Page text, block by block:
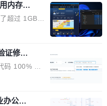
原生 NI
赖 Netty、
2 协议
为自主实
项覆盖AI芯
目，聚焦AI
前国内AI前
围绕AI学术
。星连资本
长期产融结
本与产业资
术瓶颈、行
内存超
超过 1GB
这个数字
，不是 500
用。 Windo
一款天气
离谱——问题
它不是一个
证修
码 100% 开
系统 官网地
仓库 ➔
功能，提升
办公系